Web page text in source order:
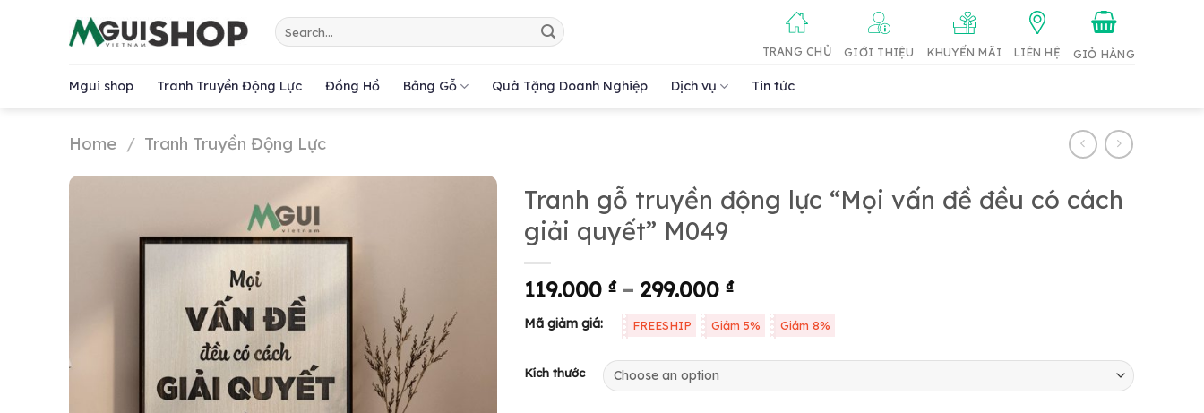
Search
for:
TRANG CHỦ GIỚI THIỆU KHUYẾN MÃI LIÊN HỆ
Mgui shop Tranh Truyền Động Lực Đồng Hồ Bảng Gỗ Quà Tặng Doanh Nghiệp Dịch vụ Tin tức
Home / Tranh Truyền Động Lực
Tranh gỗ truyền động lực “Mọi vấn đề đều có cách
giải quyết” M049
119.000₫– 299.000₫
Mã giảm giá: FREESHIP Giảm 5% Giảm 8%
Kích thước